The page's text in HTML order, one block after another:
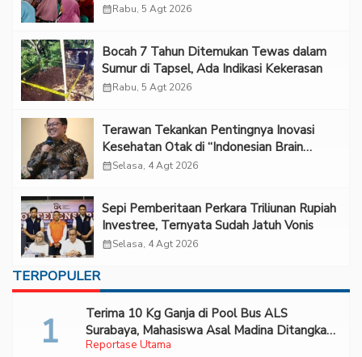
calendar_monthRabu, 5 Agt 2026
Bocah 7 Tahun Ditemukan Tewas dalam
Sumur di Tapsel, Ada Indikasi Kekerasan
calendar_monthRabu, 5 Agt 2026
Terawan Tekankan Pentingnya Inovasi
Kesehatan Otak di “Indonesian Brain
Forum 2026 UPN Veteran Jakarta”
calendar_monthSelasa, 4 Agt 2026
Sepi Pemberitaan Perkara Triliunan Rupiah
Investree, Ternyata Sudah Jatuh Vonis
calendar_monthSelasa, 4 Agt 2026
TERPOPULER
Reportase Utama
Terima 10 Kg Ganja di Pool Bus ALS
Surabaya, Mahasiswa Asal Madina Ditangkap
Bareskrim